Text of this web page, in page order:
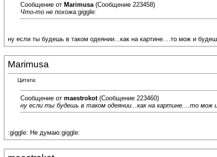
Сообщение от Marimusa (Сообщение 223458)
Что-то не похожа:giggle:
ну если ты будешь в таком одеянии...как на картине....то мож и
Marimusa
Цитата:
Сообщение от maestrokot(Сообщение 223460)
ну если ты будешь в таком одеянии...как на картине....то мож
:giggle: Не думаю:giggle: